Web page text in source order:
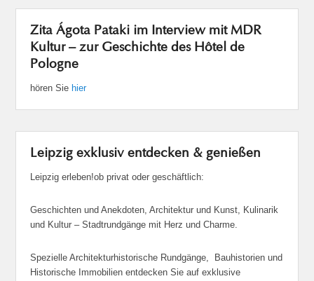
Zita Ágota Pataki im Interview mit MDR
Kultur – zur Geschichte des Hôtel de
Pologne
hören Sie hier
Leipzig exklusiv entdecken & genießen
Leipzig erleben!ob privat oder geschäftlich:
Geschichten und Anekdoten, Architektur und Kunst, Kulinarik
und Kultur – Stadtrundgänge mit Herz und Charme.
Spezielle Architekturhistorische Rundgänge, Bauhistorien und
Historische Immobilien entdecken Sie auf exklusive